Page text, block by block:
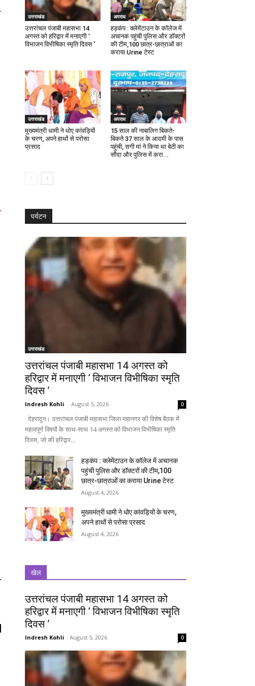
उत्तराखंड
उत्तरांचल पंजाबी महासभा 14
अगस्त को हरिद्वार में मनाएगी ‘
विभाजन विभीषिका स्मृति दिवस ‘
अपराध
हड़कंप : क्लेमेंटाउन के कॉलेज में
अचानक पहुंची पुलिस और डॉक्टरों
की टीम,100 छात्र-छात्राओं का
कराया Urine टेस्ट
उत्तराखंड
मुख्यमंत्री धामी ने धोए कांवड़ियों
के चरण, अपने हाथों से परोसा
प्रसाद
अपराध
15 साल की नाबालिग बिकते-
बिकते 37 साल के आदमी के पास
पहुंची, सगी मां ने किया था बेटी का
सौदा और पुलिस में करा...
पर्यटन
उत्तराखंड
उत्तरांचल पंजाबी महासभा 14 अगस्त को
हरिद्वार में मनाएगी ‘ विभाजन विभीषिका स्मृति
दिवस ‘
Indresh Kohli - August 5, 2026 0
देहरादून। उत्तरांचल पंजाबी महासभा जिला महानगर की विशेष बैठक में
महत्वपूर्ण विषयों के साथ-साथ 14 अगस्त को विभाजन विभीषिका स्मृति
दिवस, जो की हरिद्वार...
हड़कंप : क्लेमेंटाउन के कॉलेज में अचानक
पहुंची पुलिस और डॉक्टरों की टीम,100
छात्र-छात्राओं का कराया Urine टेस्ट
August 4, 2026
मुख्यमंत्री धामी ने धोए कांवड़ियों के चरण,
अपने हाथों से परोसा प्रसाद
August 4, 2026
खेल
उत्तरांचल पंजाबी महासभा 14 अगस्त को
हरिद्वार में मनाएगी ‘ विभाजन विभीषिका स्मृति
दिवस ‘
Indresh Kohli - August 5, 2026 0